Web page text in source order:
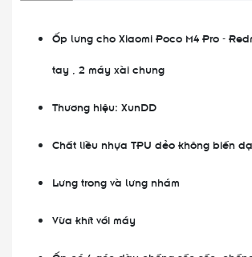
Ốp lưng cho Xiaomi Poco M4 Pro -
tay , 2 máy xài chung
Thương hiệu: XunDD
Chất liều nhựa TPU dẻo không biến
Lưng trong và lưng nhám
Vừa khít với máy